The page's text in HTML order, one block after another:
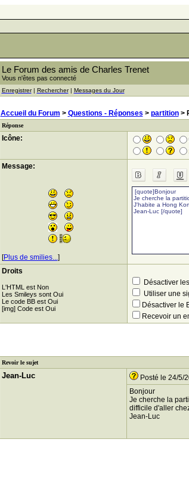
Le Forum des amis de Charles Trenet
Vous n'êtes pas connecté
Enregistrer| Rechercher| Messages du Jour
Accueil du Forum > Questions - Réponses > partition>
Réponse
Icône:
Message:
[Plus de smilies...]
Droits
L'HTML est Non
Les Smileys sont Oui
Le code BB est Oui
[img] Code est Oui
Désactiver
Utiliser une
Désactiver le
Recevoir un
Revoir le sujet
Jean-Luc
Posté le 24/5/
Bonjour
Je cherche la
difficile d'aller
Jean-Luc